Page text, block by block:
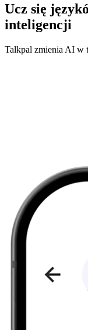
Ucz się
inteligencji
Talkpal zmienia AI w